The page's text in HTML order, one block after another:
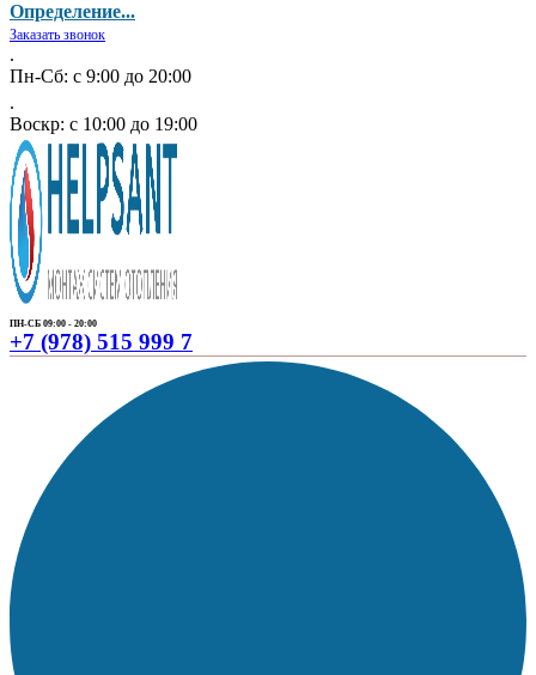
Определение...
Заказать звонок
.
Пн-Сб: с 9:00 до 20:00
.
Воскр: с 10:00 до 19:00
ПН-СБ 09:00 - 20:00
+7 (978) 515 999 7